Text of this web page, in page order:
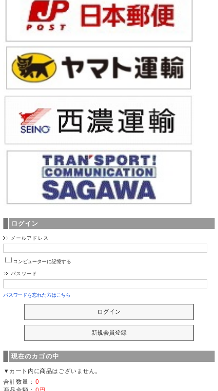
ログイン
メールアドレス
コンピューターに記憶する
パスワード
パスワードを忘れた方はこちら
現在のカゴの中
▼カート内に商品はございません。
合計数量： 0